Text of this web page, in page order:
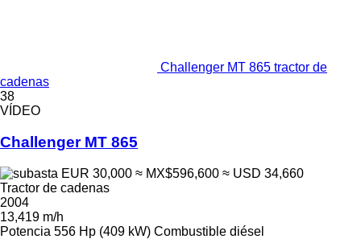
Challenger MT 865 tractor de
cadenas
38
VÍDEO
Challenger MT 865
EUR 30,000 ≈ MX$596,600 ≈ USD 34,660
Tractor de cadenas
2004
13,419 m/h
Potencia 556 Hp (409 kW) Combustible diésel